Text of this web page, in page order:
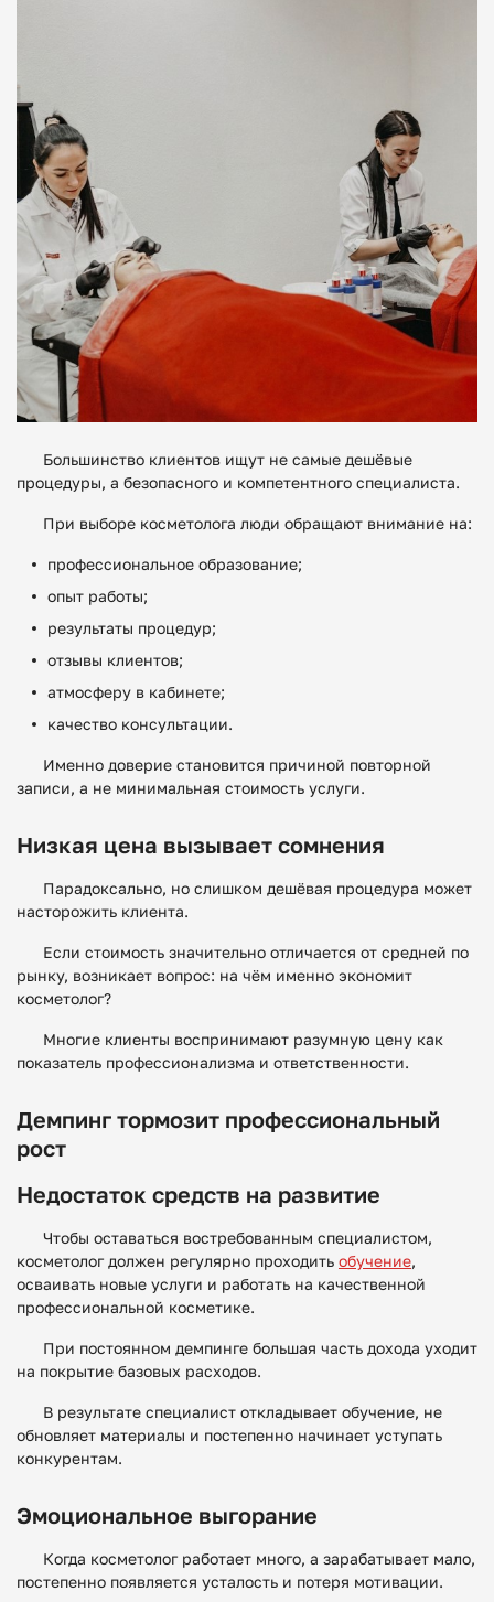
Большинство клиентов ищут не самые дешёвые
процедуры, а безопасного и компетентного специалиста.
При выборе косметолога люди обращают внимание на:
профессиональное образование;
опыт работы;
результаты процедур;
отзывы клиентов;
атмосферу в кабинете;
качество консультации.
Именно доверие становится причиной повторной
записи, а не минимальная стоимость услуги.
Низкая цена вызывает сомнения
Парадоксально, но слишком дешёвая процедура может
насторожить клиента.
Если стоимость значительно отличается от средней по
рынку, возникает вопрос: на чём именно экономит
косметолог?
Многие клиенты воспринимают разумную цену как
показатель профессионализма и ответственности.
Демпинг тормозит профессиональный
рост
Недостаток средств на развитие
Чтобы оставаться востребованным специалистом,
косметолог должен регулярно проходить обучение,
осваивать новые услуги и работать на качественной
профессиональной косметике.
При постоянном демпинге большая часть дохода уходит
на покрытие базовых расходов.
В результате специалист откладывает обучение, не
обновляет материалы и постепенно начинает уступать
конкурентам.
Эмоциональное выгорание
Когда косметолог работает много, а зарабатывает мало,
постепенно появляется усталость и потеря мотивации.